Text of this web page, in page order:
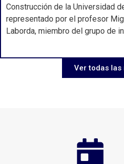
Construcción de la Universidad
representado por el profesor
Laborda, miembro del grupo de
Ver todas las